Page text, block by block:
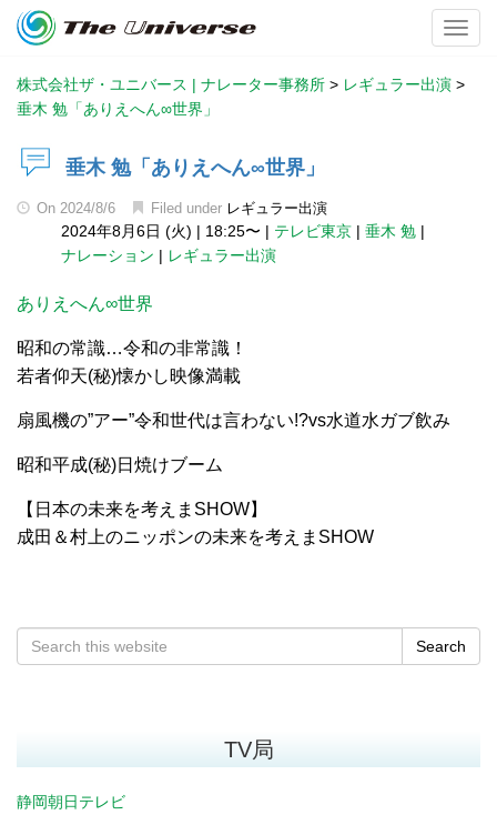
株式会社ザ・ユニバース | ナレーター事務所 > レギュラー出演 >
垂木 勉「ありえへん∞世界」
垂木 勉「ありえへん∞世界」
On 2024/8/6 Filed under レギュラー出演
2024年8月6日 (火) | 18:25〜 | テレビ東京 | 垂木 勉 |
ナレーション | レギュラー出演
ありえへん∞世界
昭和の常識…令和の非常識！
若者仰天(秘)懐かし映像満載
扇風機の”アー”令和世代は言わない!?vs水道水ガブ飲み
昭和平成(秘)日焼けブーム
【日本の未来を考えまSHOW】
成田＆村上のニッポンの未来を考えまSHOW
Search
TV局
静岡朝日テレビ